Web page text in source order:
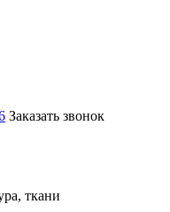
Заказать звонок
ткани